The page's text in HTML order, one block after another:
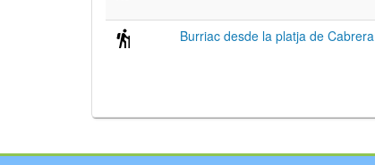
Burriac desde la platja de Cabrera